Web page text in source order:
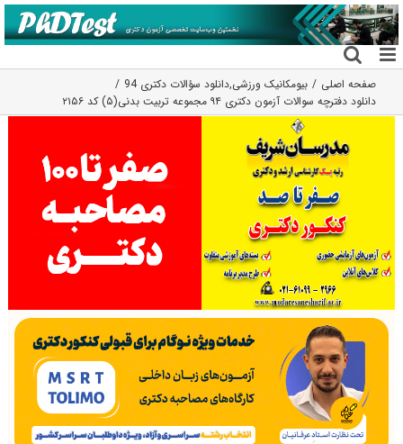
رفتن
به
محتوا
صفحه اصلی بیومکانیک ورزشی,دانلود سؤالات دکتری 94
دانلود دفترچه سوالات آزمون دکتری ۹۴ مجموعه تربیت بدنی(۵) کد ۲۱۵۶